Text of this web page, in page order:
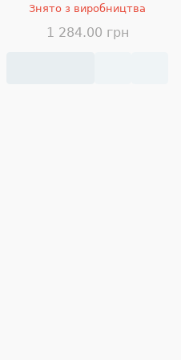
Знято з виробництва
1 284.00 грн